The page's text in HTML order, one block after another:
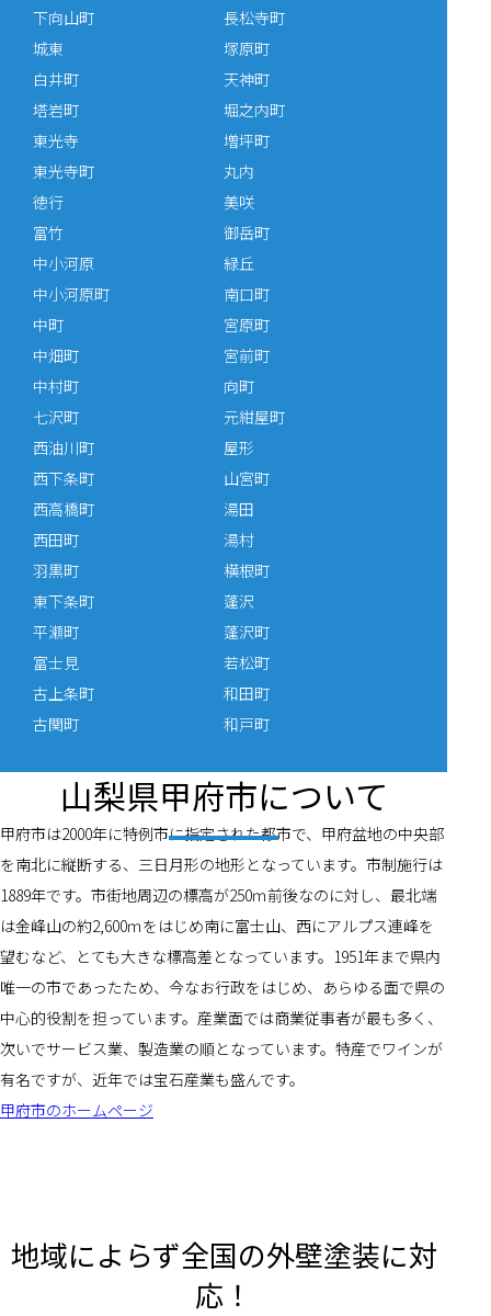
下向山町
城東
白井町
長松寺町
塚原町
天神町
塔岩町
東光寺
東光寺町
徳行
富竹
中小河原
中小河原町
中町
中畑町
中村町
七沢町
西油川町
西下条町
西高橋町
西田町
羽黒町
東下条町
平瀬町
富士見
古上条町
古関町
堀之内町
増坪町
丸内
美咲
御岳町
緑丘
南口町
宮原町
宮前町
向町
元紺屋町
屋形
山宮町
湯田
湯村
横根町
蓬沢
蓬沢町
若松町
和田町
和戸町
山梨県甲府市について
甲府市は2000年に特例市に指定された都市で、甲府盆地の中央部
を南北に縦断する、三日月形の地形となっています。市制施行は
1889年です。市街地周辺の標高が250ｍ前後なのに対し、最北端
は金峰山の約2,600ｍをはじめ南に富士山、西にアルプス連峰を
望むなど、とても大きな標高差となっています。1951年まで県内
唯一の市であったため、今なお行政をはじめ、あらゆる面で県の
中心的役割を担っています。産業面では商業従事者が最も多く、
次いでサービス業、製造業の順となっています。特産でワインが
有名ですが、近年では宝石産業も盛んです。
甲府市のホームページ
地域によらず全国の外壁塗装に対
応！